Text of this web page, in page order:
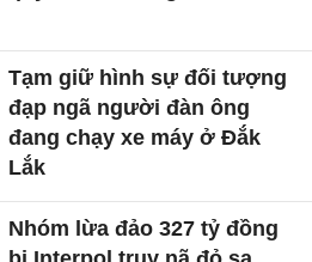
Tạm giữ hình sự đối tượng
đạp ngã người đàn ông
đang chạy xe máy ở Đắk
Lắk
Nhóm lừa đảo 327 tỷ đồng